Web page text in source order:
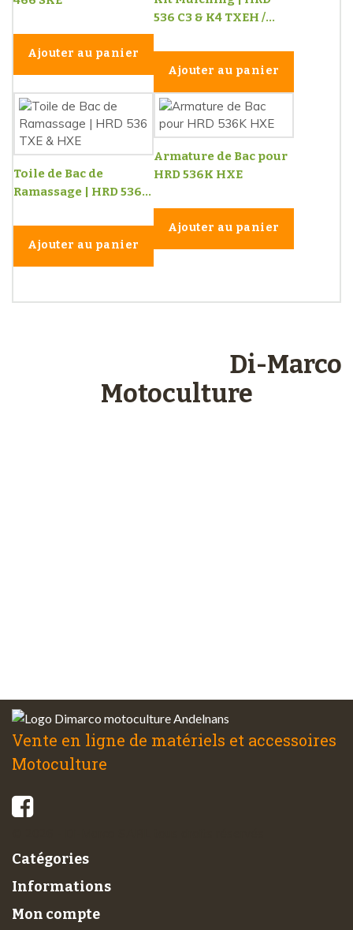
Ajouter au panier
536 C3 & K4 TXEH /...
Ajouter au panier
Toile de Bac de
Ramassage | HRD 536...
Ajouter au panier
Armature de Bac pour
HRD 536K HXE
Ajouter au panier
Di-Marco
Motoculture
Vente en ligne de matériels et accessoires
Motoculture
Catégories
Informations
Mon compte